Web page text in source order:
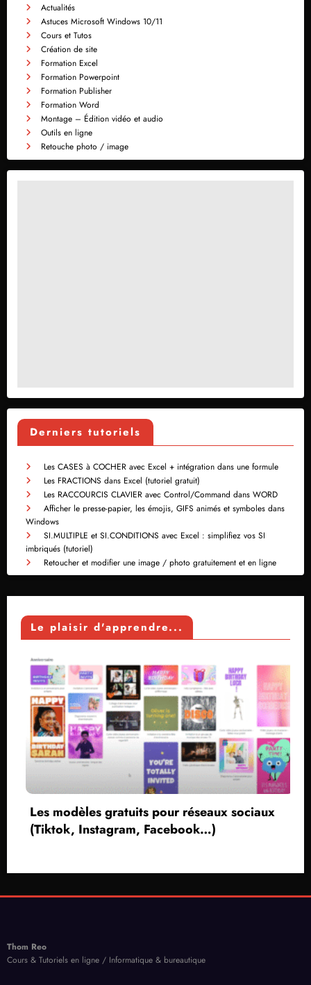
Actualités
Astuces Microsoft Windows 10/11
Cours et Tutos
Création de site
Formation Excel
Formation Powerpoint
Formation Publisher
Formation Word
Montage – Édition vidéo et audio
Outils en ligne
Retouche photo / image
Derniers tutoriels
Les CASES à COCHER avec Excel + intégration dans une formule
Les FRACTIONS dans Excel (tutoriel gratuit)
Les RACCOURCIS CLAVIER avec Control/Command dans WORD
Afficher le presse-papier, les émojis, GIFS animés et symboles dans
Windows
SI.MULTIPLE et SI.CONDITIONS avec Excel : simplifiez vos SI
imbriqués (tutoriel)
Retoucher et modifier une image / photo gratuitement et en ligne
Le plaisir d'apprendre...
Les modèles gratuits pour réseaux sociaux
(Tiktok, Instagram, Facebook…)
Thom Reo
Cours & Tutoriels en ligne / Informatique & bureautique